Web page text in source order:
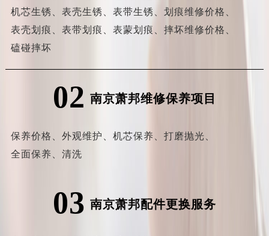
机芯生锈、 表壳生锈、 表带生锈、 划痕维修价格、
表壳划痕、 表带划痕、 表蒙划痕、 摔坏维修价格、
磕碰摔坏
02 南京萧邦维修保养项目
保养价格、 外观维护、 机芯保养、 打磨抛光、
全面保养、 清洗
03 南京萧邦配件更换服务